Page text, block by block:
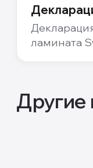
ламината
Другие